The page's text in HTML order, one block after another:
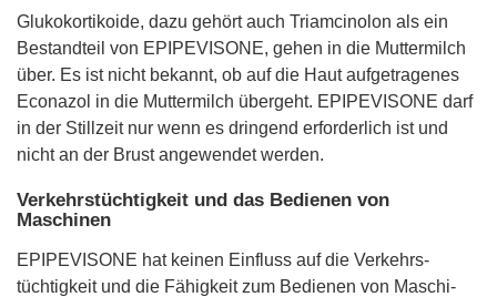
Glukokortikoide, dazu gehört auch Triamcinolon als ein
Bestandteil von EPIPEVISONE, gehen in die Muttermilch
über. Es ist nicht bekannt, ob auf die Haut aufgetragenes
Econazol in die Muttermilch übergeht. EPIPEVISONE darf
in der Stillzeit nur wenn es dringend erforderlich ist und
nicht an der Brust angewendet werden.
Verkehrstüchtigkeit und das Bedienen von
Maschinen
EPIPEVISONE hat keinen Einfluss auf die Verkehrs-
tüchtigkeit und die Fähigkeit zum Bedienen von Maschi-